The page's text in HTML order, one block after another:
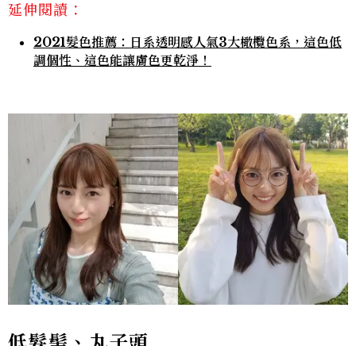
延伸閱讀：
2021髮色推薦：日系透明感人氣3大橄欖色系，這色低
調個性、這色能讓膚色更乾淨！